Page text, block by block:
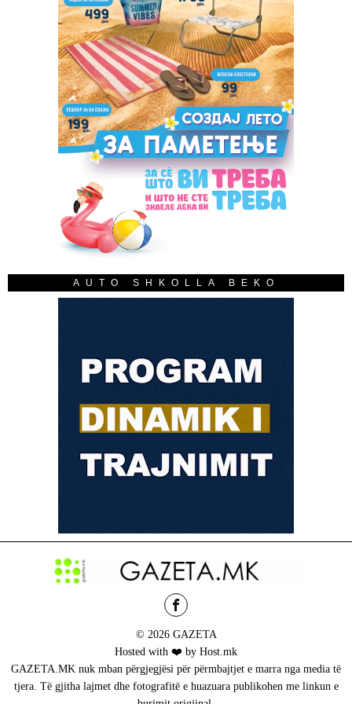
AUTO SHKOLLA BEKO
© 2026 GAZETA
Hosted with ❤️ by Host.mk
GAZETA.MK nuk mban përgjegjësi për përmbajtjet e marra nga media të
tjera. Të gjitha lajmet dhe fotografitë e huazuara publikohen me linkun e